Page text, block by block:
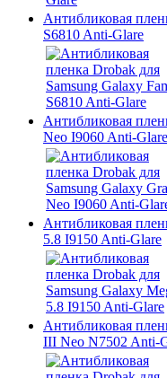
Антибликовая
S6810 Anti-Glare
Антибликовая
Neo I9060 Anti-Glare
Антибликовая
5.8 I9150 Anti-Glare
Антибликовая
III Neo N7502 Anti-